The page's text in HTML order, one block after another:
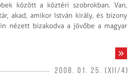
között a köztéri szobrokban. Van,
akad, amikor István király, és bizony
nézett bizakodva a jövőbe a magyar
2008. 01. 25. (XII/4)